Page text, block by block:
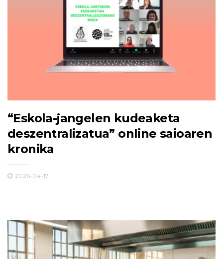
“Eskola-jangelen kudeaketa
deszentralizatua” online saioaren
kronika
2026-04-17